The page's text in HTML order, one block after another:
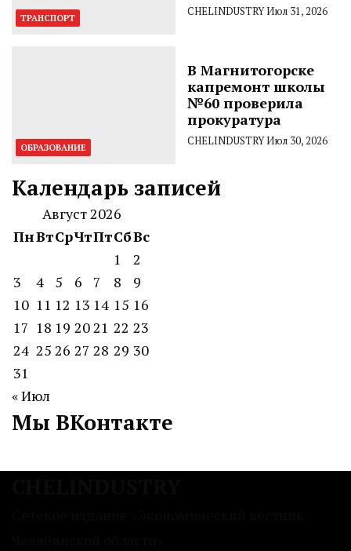
ТРАНСПОРТ CHELINDUSTRYИюл 31, 2026
ОБРАЗОВАНИЕ
В Магнитогорске
капремонт школы
№60 проверила
прокуратура
CHELINDUSTRYИюл 30, 2026
Календарь записей
Август 2026
ПнВтСрЧтПтСбВс
1
2
3
4 5 6 7 8
9
10 11 12 13 14 15 16
17 18 19 2021 22 23
24 25 26 27 28 29 30
31
« Июл
Мы ВКонтакте